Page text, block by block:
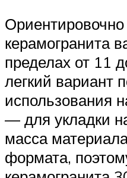
керамогранита
пределах от 11
легкий вариант
использования
— для укладки
масса
формата,